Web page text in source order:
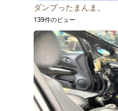
ダンプったまんま。
139件のビュー